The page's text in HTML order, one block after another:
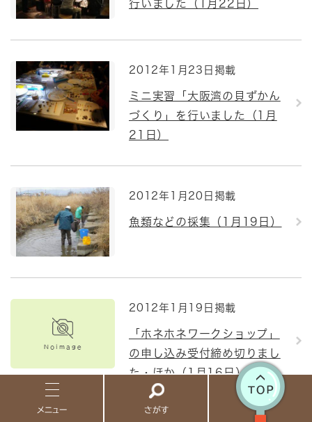
行いました（1月22日）
2012年1月23日掲載
ミニ実習「大阪湾の貝ずかん
づくり」を行いました（1月
21日）
2012年1月20日掲載
魚類などの採集（1月19日）
2012年1月19日掲載
「ホネホネワークショップ」
の申し込み受付締め切りまし
た・ほか（1月16日）